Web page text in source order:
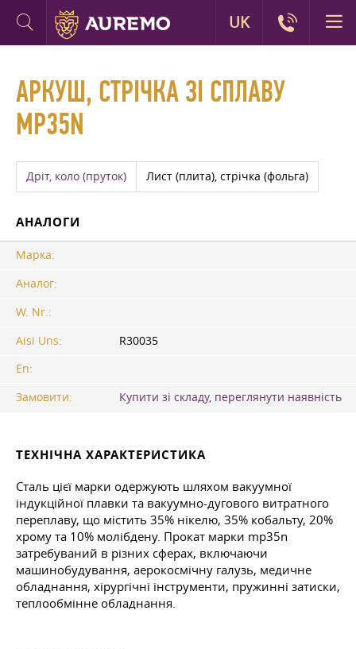
АРКУШ, СТРІЧКА ЗІ СПЛАВУ
MP35N
Дріт, коло (пруток) Лист (плита), стрічка (фольга)
АНАЛОГИ
Марка:
Аналог:
W. Nr.:
Aisi Uns:
R30035
En:
Замовити:
Купити зі складу, переглянути наявність
ТЕХНІЧНА ХАРАКТЕРИСТИКА
Сталь цієї марки одержують шляхом вакуумної
індукційної плавки та вакуумно-дугового витратного
переплаву, що містить 35% нікелю, 35% кобальту, 20%
хрому та 10% молібдену. Прокат марки mp35n
затребуваний в різних сферах, включаючи
машинобудування, аерокосмічну галузь, медичне
обладнання, хірургічні інструменти, пружинні затиски,
теплообмінне обладнання.
UK